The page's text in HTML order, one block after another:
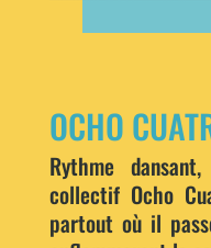
OCHO
Rythme
collectif Ocho
partout où il